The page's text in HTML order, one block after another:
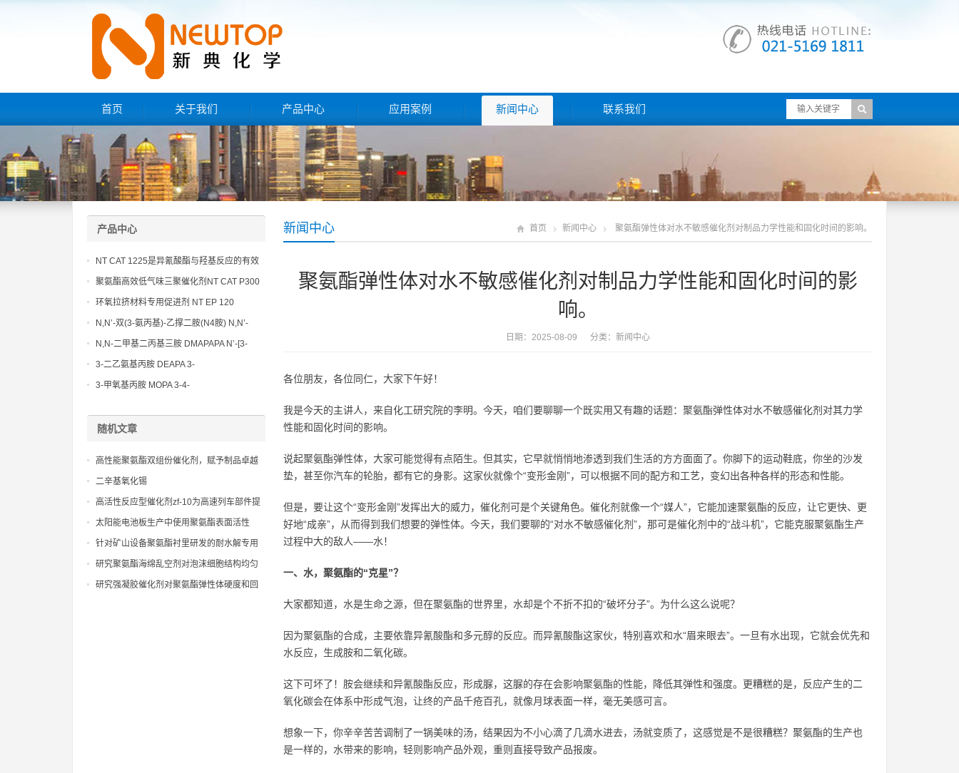
首页 关于我们 产品中心 应用案例 新闻中心 联系我们
新闻中心 首页 新闻中心 聚氨酯弹性体对水不敏感催化剂对制品力学性能和固化时间的影响。
聚氨酯弹性体对水不敏感催化剂对制品力学性能和固化时间的影
响。
日期：2025-08-09 分类： 新闻中心
各位朋友，各位同仁，大家下午好！
我是今天的主讲人，来自化工研究院的李明。今天，咱们要聊聊一个既实用又有趣的话题：聚氨酯弹性体对水不敏感催化剂对其力学
性能和固化时间的影响。
说起聚氨酯弹性体，大家可能觉得有点陌生。但其实，它早就悄悄地渗透到我们生活的方方面面了。你脚下的运动鞋底，你坐的沙发
垫，甚至你汽车的轮胎，都有它的身影。这家伙就像个“变形金刚”，可以根据不同的配方和工艺，变幻出各种各样的形态和性能。
但是，要让这个“变形金刚”发挥出大的威力，催化剂可是个关键角色。催化剂就像一个“媒人”，它能加速聚氨酯的反应，让它更快、更
好地“成亲”，从而得到我们想要的弹性体。今天，我们要聊的“对水不敏感催化剂”，那可是催化剂中的“战斗机”，它能克服聚氨酯生产
过程中大的敌人——水！
一、水，聚氨酯的“克星”？
大家都知道，水是生命之源，但在聚氨酯的世界里，水却是个不折不扣的“破坏分子”。为什么这么说呢？
因为聚氨酯的合成，主要依靠异氰酸酯和多元醇的反应。而异氰酸酯这家伙，特别喜欢和水“眉来眼去”。一旦有水出现，它就会优先和
水反应，生成胺和二氧化碳。
这下可坏了！胺会继续和异氰酸酯反应，形成脲，这脲的存在会影响聚氨酯的性能，降低其弹性和强度。更糟糕的是，反应产生的二
氧化碳会在体系中形成气泡，让终的产品千疮百孔，就像月球表面一样，毫无美感可言。
想象一下，你辛辛苦苦调制了一锅美味的汤，结果因为不小心滴了几滴水进去，汤就变质了，这感觉是不是很糟糕？聚氨酯的生产也
是一样的，水带来的影响，轻则影响产品外观，重则直接导致产品报废。
产品中心
NT CAT 1225是异氰酸酯与羟基反应的有效
催化剂
聚氨酯高效低气味三聚催化剂NT CAT P300
环氧拉挤材料专用促进剂 NT EP 120
N,N’-双(3-氨丙基)-乙撑二胺(N4胺) N,N’-
Bis(3-aminopropyl)-ethylenediamine CAS
No10563-26-5
N,N-二甲基二丙基三胺 DMAPAPA N’-[3-
(dimethylamino)propyllpropane-1,3-
diamine CAS No10563-29-8
3-二乙氨基丙胺 DEAPA 3-
(Diethylamino)propylamine CAS No 104-
3-甲氧基丙胺 MOPA 3-4-
随机文章
高性能聚氨酯双组份催化剂，赋予制品卓越
的物理机械性能和耐久性
二辛基氧化锡
高活性反应型催化剂zf-10为高速列车部件提
供卓越防护
太阳能电池板生产中使用聚氨酯表面活性
剂，增强光电转换效率
针对矿山设备聚氨酯衬里研发的耐水解专用
催化剂有效防止酸性水质侵蚀技术
研究聚氨酯海绵乱空剂对泡沫细胞结构均匀
性的调控
研究强凝胶催化剂对聚氨酯弹性体硬度和回